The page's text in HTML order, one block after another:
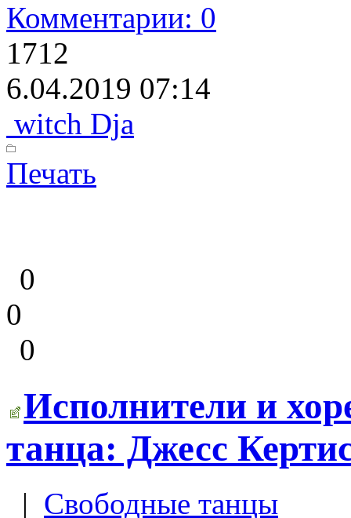
Комментарии: 0
1712
6.04.2019 07:14
witch Dja
Печать
0
0
0
Исполнители и
танца: Джесс
| Свободные танцы